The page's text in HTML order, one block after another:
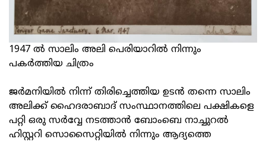
1947 ല്‍ സാലിം അലി പെരിയാറില്‍ നിന്നും
പകര്‍ത്തിയ ചിത്രം
ജർമനിയിൽ നിന്ന് തിരിച്ചെത്തിയ ഉടൻ തന്നെ സാലിം
അലിക്ക് ഹൈദരാബാദ് സംസ്ഥാനത്തിലെ പക്ഷികളെ
പറ്റി ഒരു സർവ്വേ നടത്താൻ ബോംബെ നാച്ചുറൽ
ഹിസ്റ്ററി സൊസൈറ്റിയിൽ നിന്നും ആദ്യത്തെ